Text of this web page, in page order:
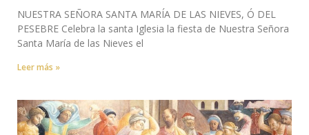
NUESTRA SEÑORA SANTA MARÍA DE LAS NIEVES, Ó DEL
PESEBRE Celebra la santa Iglesia la fiesta de Nuestra Señora
Santa María de las Nieves el
Leer más »